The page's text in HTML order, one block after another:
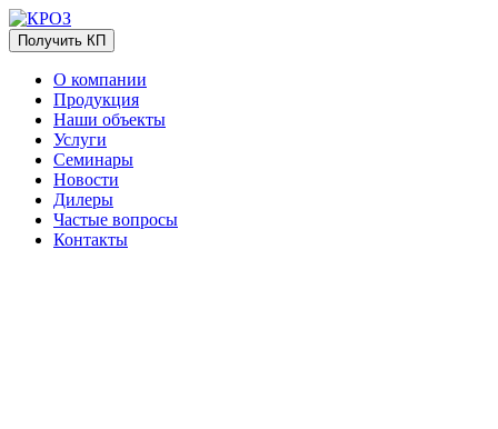
Получить КП
О компании
Продукция
Наши объекты
Услуги
Семинары
Новости
Дилеры
Частые вопросы
Контакты